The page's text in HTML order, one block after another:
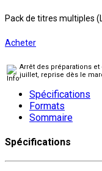
Pack de titres multiples
Acheter
Arrêt des préparations
juillet, reprise dès le
Spécifications
Formats
Sommaire
Spécifications